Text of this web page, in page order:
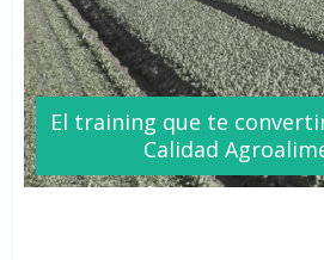
El training que te
Calidad